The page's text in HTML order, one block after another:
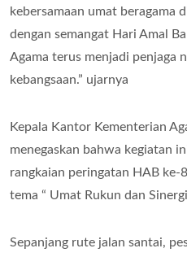
kebersamaan umat beragama
dengan semangat Hari Amal
Agama terus menjadi penjaga
kebangsaan.” ujarnya
Kepala Kantor Kementerian
menegaskan bahwa kegiatan
rangkaian peringatan HAB ke-
tema “ Umat Rukun dan
Sepanjang rute jalan santai,